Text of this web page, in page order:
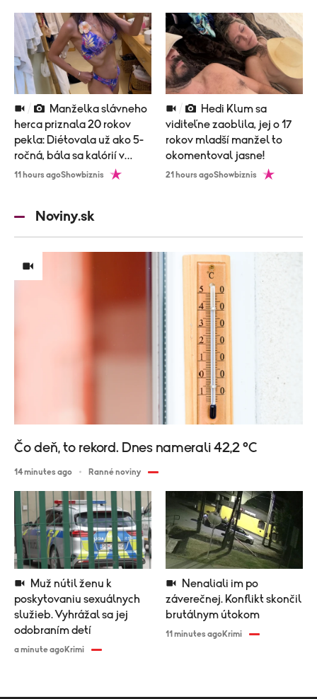
herca priznala 20 rokov
pekla: Diétovala už ako 5-
ročná, bála sa kalórií v
zubnej paste!
11 hours agoShowbiznis
viditeľne zaoblila, jej o 17
rokov mladší manžel to
okomentoval jasne!
21 hours agoShowbiznis
Noviny.sk
poskytovaniu sexuálnych
služieb. Vyhrážal sa jej
odobraním detí
a minute agoKrimi
záverečnej. Konflikt skončil
brutálnym útokom
11 minutes agoKrimi
Čo deň, to rekord. Dnes namerali 42,2 °C
14 minutes ago Ranné noviny